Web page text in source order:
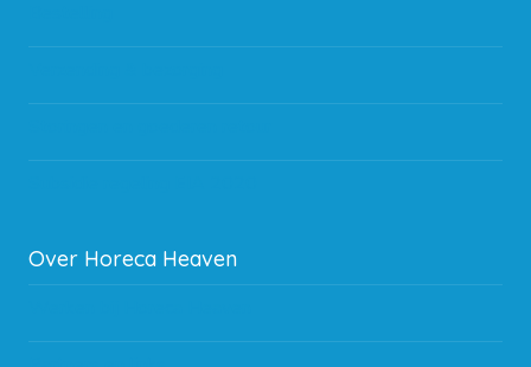
Over Horeca Heaven